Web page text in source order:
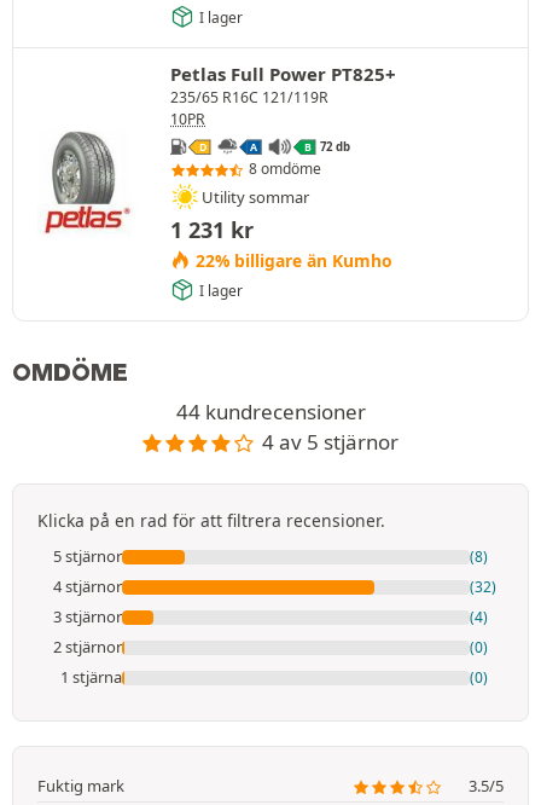
I lager
Petlas Full Power PT825+
235/65 R16C 121/119R
10PR
D A B 72 db
8 omdöme
Utility sommar
1 231 kr
22% billigare än Kumho
I lager
OMDÖME
44 kundrecensioner
4 av 5 stjärnor
Klicka på en rad för att filtrera recensioner.
5 stjärnor (8)
4 stjärnor (32)
3 stjärnor (4)
2 stjärnor (0)
1 stjärna (0)
Fuktig mark
3.5/5